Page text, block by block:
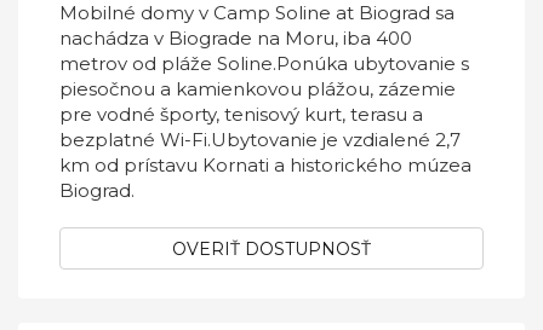
Mobilné domy v Camp Soline at Biograd sa
nachádza v Biograde na Moru, iba 400
metrov od pláže Soline.Ponúka ubytovanie s
piesočnou a kamienkovou plážou, zázemie
pre vodné športy, tenisový kurt, terasu a
bezplatné Wi-Fi.Ubytovanie je vzdialené 2,7
km od prístavu Kornati a historického múzea
Biograd.
OVERIŤ DOSTUPNOSŤ